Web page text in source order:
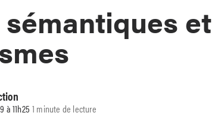
sémantiques et
à 11h25 1 minute de lecture